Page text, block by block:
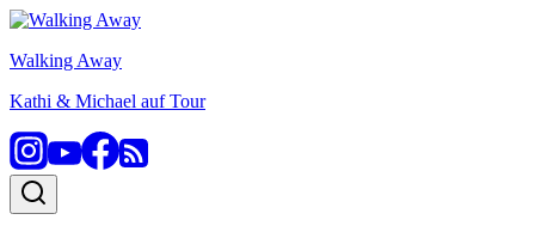
Zum
springen
Walking Away
Kathi & Michael auf Tour